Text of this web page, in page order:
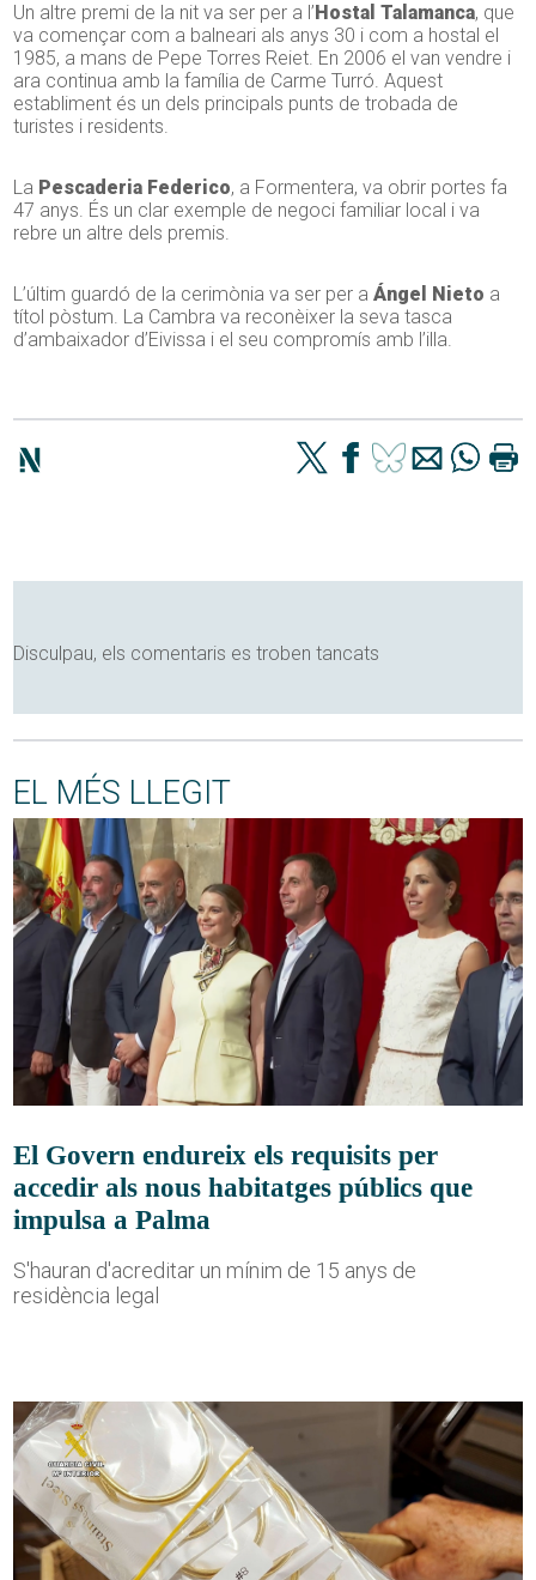
Un altre premi de la nit va ser per a l’ Hostal Talamanca, que
va començar com a balneari als anys 30 i com a hostal el
1985, a mans de Pepe Torres Reiet. En 2006 el van vendre i
ara continua amb la família de Carme Turró. Aquest
establiment és un dels principals punts de trobada de
turistes i residents.
La Pescaderia Federico, a Formentera, va obrir portes fa
47 anys. És un clar exemple de negoci familiar local i va
rebre un altre dels premis.
L’últim guardó de la cerimònia va ser per aÁngel Nieto a
títol pòstum. La Cambra va reconèixer la seva tasca
d’ambaixador d’Eivissa i el seu compromís amb l’illa.
Disculpau, els comentaris es troben tancats
EL MÉS LLEGIT
El Govern endureix els requisits per
accedir als nous habitatges públics que
impulsa a Palma
S'hauran d'acreditar un mínim de 15 anys de
residència legal